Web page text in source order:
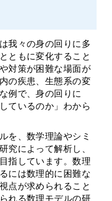
我々の身の回りに多
ともに変化すること
対策が困難な場面が
の疾患、生態系の変
例で、身の回りに
ているのか」わから
を、数学理論やシミ
究によって解析し、
指しています。数理
には数理的に困難な
点が求められること
れる数理モデルの研